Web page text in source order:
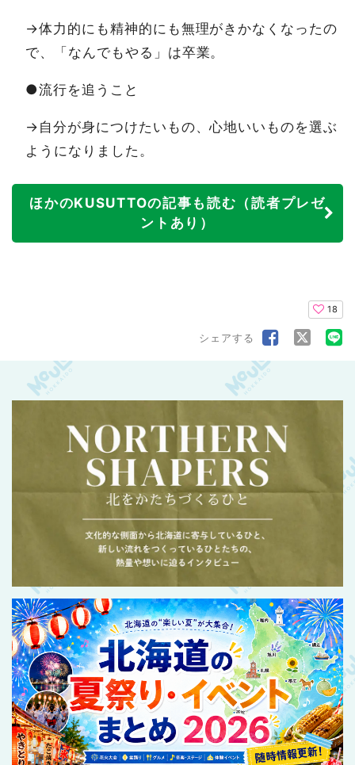
→体力的にも精神的にも無理がきかなくなったの
で、「なんでもやる」は卒業。
●流行を追うこと
→自分が身につけたいもの、心地いいものを選ぶ
ようになりました。
ほかのKUSUTTOの記事も読む（読者プレゼ
ントあり）
18
シェアする